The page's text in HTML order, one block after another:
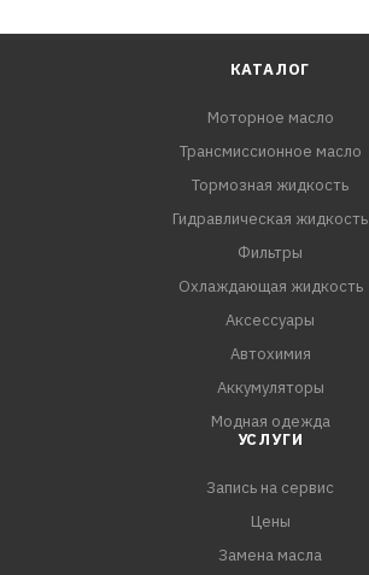
КАТАЛОГ
Моторное масло
Трансмиссионное масло
Тормозная жидкость
Гидравлическая жидкость
Фильтры
Охлаждающая жидкость
Аксессуары
Автохимия
Аккумуляторы
Модная одежда
УСЛУГИ
Запись на сервис
Цены
Замена масла